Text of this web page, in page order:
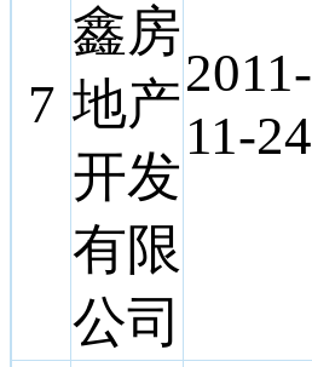
7
鑫房
地产
开发
有限
公司
2011-
11-24